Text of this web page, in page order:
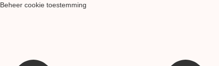
Beheer cookie toestemming